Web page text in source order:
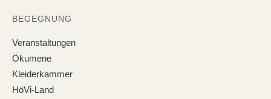
BEGEGNUNG
Veranstaltungen
Ökumene
Kleiderkammer
HöVi-Land